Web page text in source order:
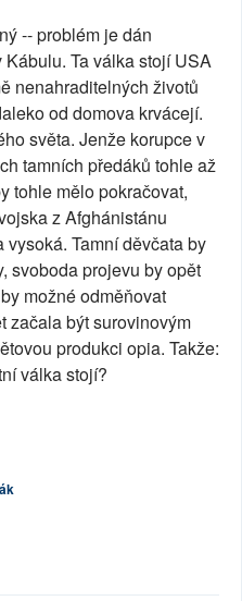
-- problém je dán
Ta válka stojí USA
nenahraditelných životů
od domova krvácejí.
světa. Jenže korupce v
tamních předáků tohle až
tohle mělo pokračovat,
z Afghánistánu
Tamní děvčata by
svoboda projevu by opět
možné odměňovat
začala být surovinovým
produkci opia. Takže:
válka stojí?